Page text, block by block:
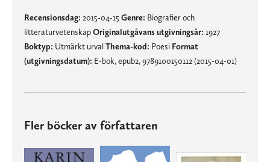
Recensionsdag: 2015-04-15 Genre: Biografier och
litteraturvetenskapOriginalutgåvans utgivningsår: 1927
Boktyp: Utmärkt urvalThema-kod: Poesi Format
(utgivningsdatum): E-bok, epub2, 9789100150112 (2015-04-01)
Fler böcker av författaren